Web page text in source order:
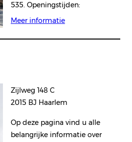
535. Openingstijden:
Meer informatie
Zijlweg 148 C
2015 BJ Haarlem
Op deze pagina vind u alle
belangrijke informatie over